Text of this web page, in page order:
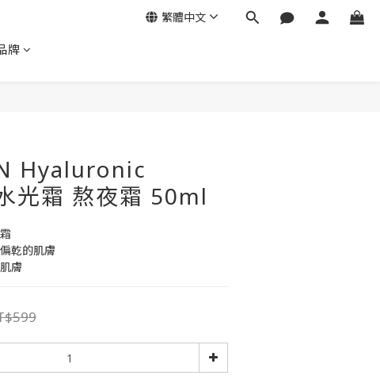
牌
繁體中文
Hyaluronic
光霜 熬夜霜 50ml
乾的肌膚
膚